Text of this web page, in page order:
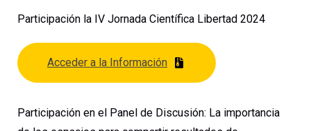
Participación la IV Jornada Científica Libertad 2024
Acceder a la Información
Participación en el Panel de Discusión: La importancia